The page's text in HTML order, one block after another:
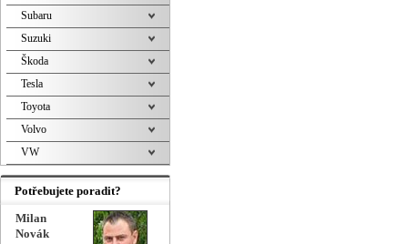
Subaru
Suzuki
Škoda
Tesla
Toyota
Volvo
VW
Potřebujete poradit?
Milan
Novák